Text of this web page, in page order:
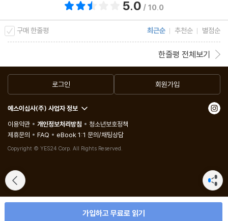
5.0 / 10.0
구매 한줄평 최근순 추천순 별점순
한줄평 전체보기
가입하고 무료로 읽기
로그인 회원가입
예스이십사(주) 사업자 정보
이용약관
개인정보처리방침
청소년보호정책
제휴문의
FAQ eBook 1:1 문의/채팅상담
Copyright © YES24 Corp. All Rights Reserved.